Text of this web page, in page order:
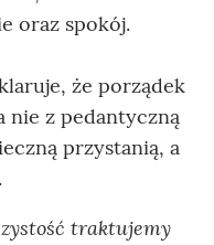
oraz spokój.
że porządek
nie z pedantyczną
przystanią, a
traktujemy